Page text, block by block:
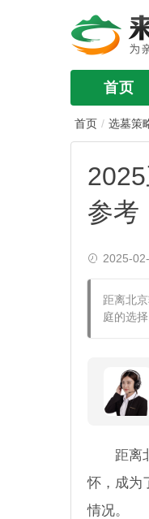
首页
首页 选墓策
参考
2025-
距离北
庭的选
距离
怀，成为
情况。